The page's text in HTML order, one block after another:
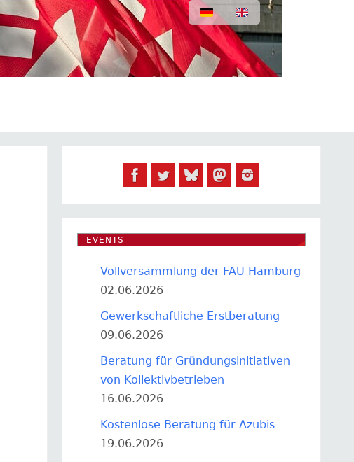
EVENTS
Vollversammlung der FAU Hamburg
02.06.2026
Gewerkschaftliche Erstberatung
09.06.2026
Beratung für Gründungsinitiativen
von Kollektivbetrieben
16.06.2026
Kostenlose Beratung für Azubis
19.06.2026